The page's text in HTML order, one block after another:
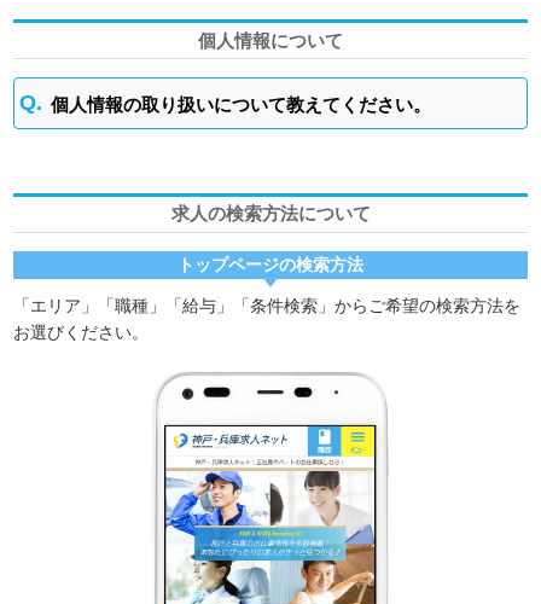
個人情報について
個人情報の取り扱いについて教えてください。
求人の検索方法について
トップページの検索方法
「エリア」「職種」「給与」「条件検索」からご希望の検索方法を
お選びください。